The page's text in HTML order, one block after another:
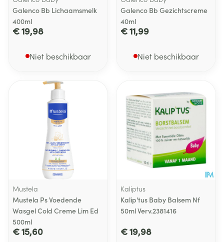
Galenco Bb Lichaamsmelk
400ml
€ 19,98
Niet beschikbaar
Galenco Bb Gezichtscreme
40ml
€ 11,99
Niet beschikbaar
Mustela
Mustela Ps Voedende
Wasgel Cold Creme Lim Ed
500ml
€ 15,60
Kaliptus
Kalip'tus Baby Balsem Nf
50ml Verv.2381416
€ 19,98